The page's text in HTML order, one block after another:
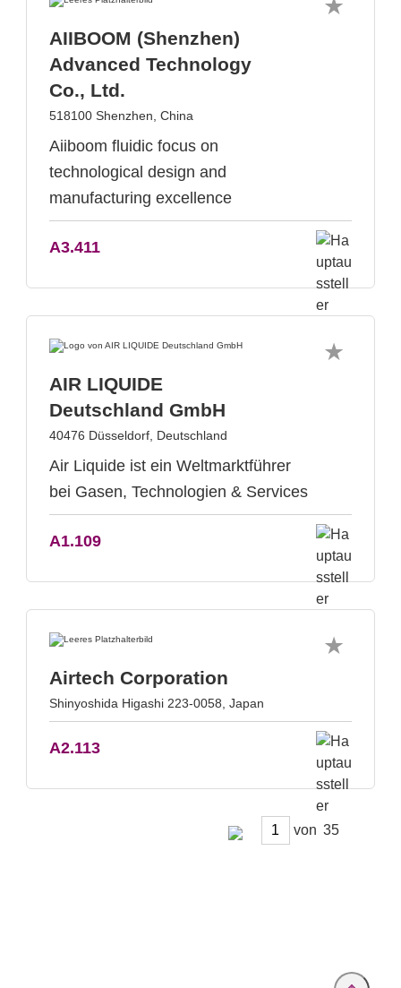
AIIBOOM (Shenzhen)
Advanced Technology
Co., Ltd.
518100 Shenzhen, China
Aiiboom fluidic focus on
technological design and
manufacturing excellence
A3.411
AIR LIQUIDE
Deutschland GmbH
40476 Düsseldorf, Deutschland
Air Liquide ist ein Weltmarktführer
bei Gasen, Technologien & Services
A1.109
Airtech Corporation
Shinyoshida Higashi 223-0058, Japan
A2.113
von